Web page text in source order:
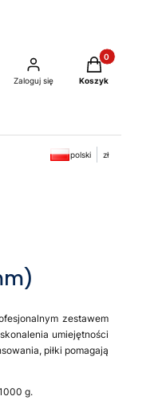
Zaloguj się
Produkty w
Koszyk
polski zł
zestawem
umiejętności
piłki pomagają
g.